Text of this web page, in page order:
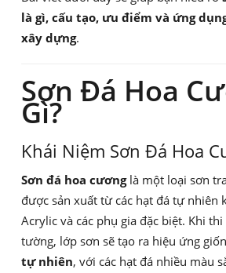
là gì, cấu tạo, ưu điểm và ứng
xây dựng.
Sơn Đá Hoa
Gì?
Khái Niệm Sơn Đá Hoa
Sơn đá hoa cươnglà một loại sơn
được sản xuất từ các hạt đá tự nhiên
Acrylic và các phụ gia đặc biệt. Khi
tường, lớp sơn sẽ tạo ra hiệu ứng
tự nhiên, với các hạt đá nhiều màu